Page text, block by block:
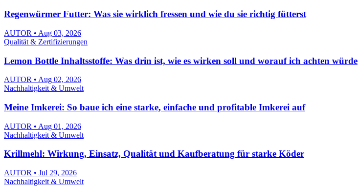
Regenwürmer Futter: Was sie wirklich fressen und wie du sie richtig fütterst
AUTOR • Aug 03, 2026
Qualität & Zertifizierungen
Lemon Bottle Inhaltsstoffe: Was drin ist, wie es wirken soll und worauf ich achten würde
AUTOR • Aug 02, 2026
Nachhaltigkeit & Umwelt
Meine Imkerei: So baue ich eine starke, einfache und profitable Imkerei auf
AUTOR • Aug 01, 2026
Nachhaltigkeit & Umwelt
Krillmehl: Wirkung, Einsatz, Qualität und Kaufberatung für starke Köder
AUTOR • Jul 29, 2026
Nachhaltigkeit & Umwelt